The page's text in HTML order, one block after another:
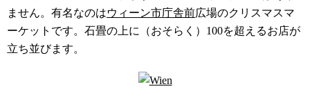
ません。有名なのはウィーン市庁舎前広場のクリスマスマ
ーケットです。石畳の上に（おそらく）100を超えるお店が
立ち並びます。